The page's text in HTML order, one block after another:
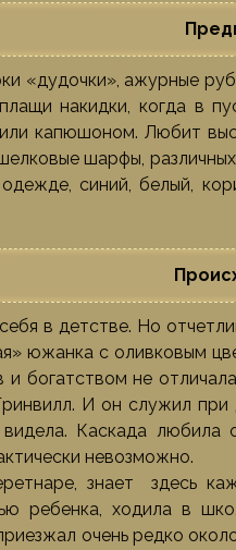
«дудочки», ажурные
накидки, когда в
капюшоном. Любит
шарфы,
синий, белый,
в детстве. Но
южанка с оливковым
и богатством не
И он служил
Каскада
невозможно.
знает здесь
ребенка, ходила в
очень редко